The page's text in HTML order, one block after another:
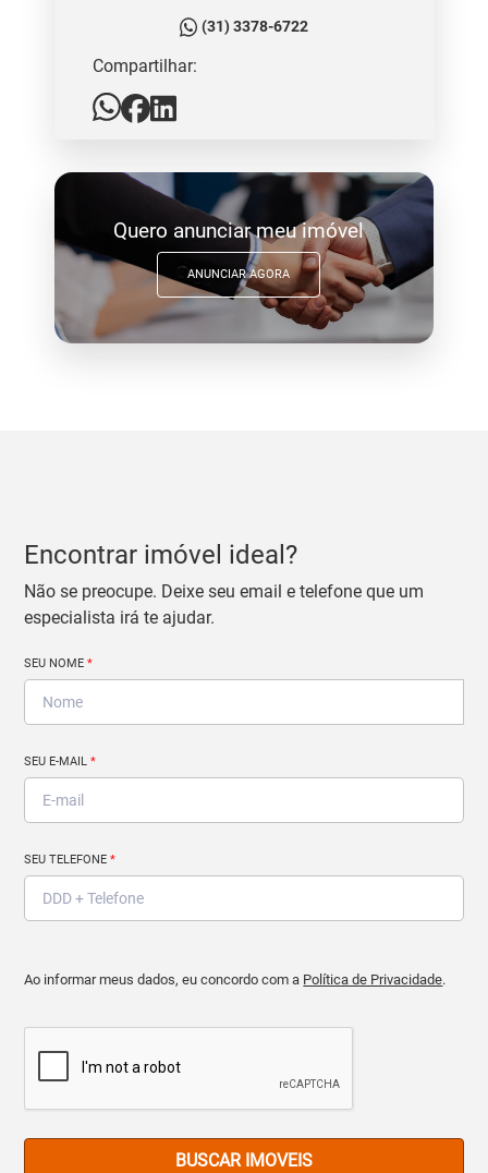
(31) 3378-6722
Compartilhar:
Quero anunciar meu imóvel
ANUNCIAR AGORA
Encontrar imóvel ideal?
Não se preocupe. Deixe seu email e telefone que um
especialista irá te ajudar.
SEU NOME*
SEU E-MAIL*
SEU TELEFONE*
Ao informar meus dados, eu concordo com a Política de Privacidade.
BUSCAR IMOVEIS